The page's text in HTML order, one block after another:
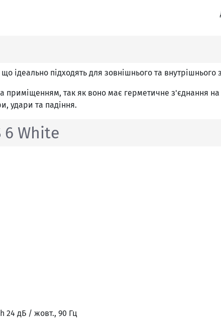
ідеально підходять для зовнішнього та внутрішнього
приміщенням, так як воно має герметичне з'єднання
удари та падіння.
6 White
24 дБ / жовт., 90 Гц